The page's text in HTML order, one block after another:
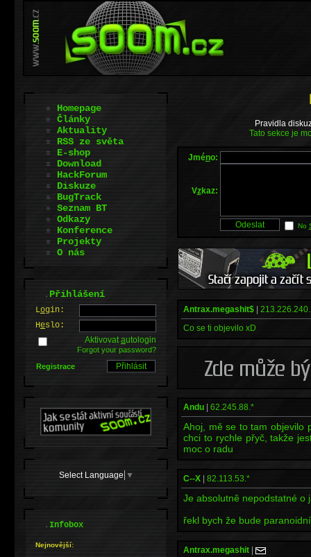
Pravidla
Tato sekce je
Jméno:
Vzkaz:
No
Antrax.megashit$
Co se ti objevilo xD
Andu 62.245.88.*
Ahoj, mě se to tam objevilo
chci to rychle přyč, takže
moc o radu
C--X 82.113.53.*
Je absolutně nepodstatné o
řekl bych že bude
Antrax.megashit
Homepage
Články
Aktuality
RSS ze světa
E-shop
Download
HackForum
Diskuze
BugTrack
Seznam BT
Odkazy
Konference
Projekty
O nás
.Přihlášení
Login:
Heslo:
Aktivovatautologin
Forgot your password?
Registrace
Select Language ▼
.Infobox
Nejnovější: